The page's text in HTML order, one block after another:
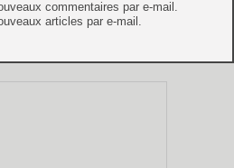
commentaires par e-mail.
articles par e-mail.